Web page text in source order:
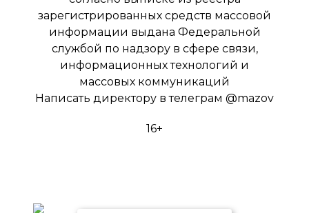
зарегистрированных средств массовой
информации выдана Федеральной
службой по надзору в сфере связи,
информационных технологий и
массовых коммуникаций
Написать директору в телеграм @mazov
16+